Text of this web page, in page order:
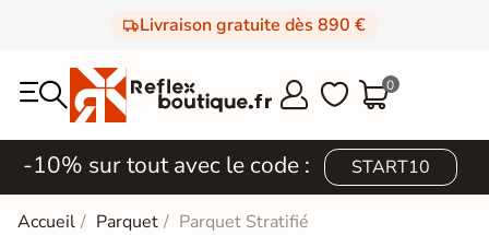
Livraison gratuite dès 890 €
  0
-10% sur tout avec le code : START10
Accueil Parquet Parquet Stratifié